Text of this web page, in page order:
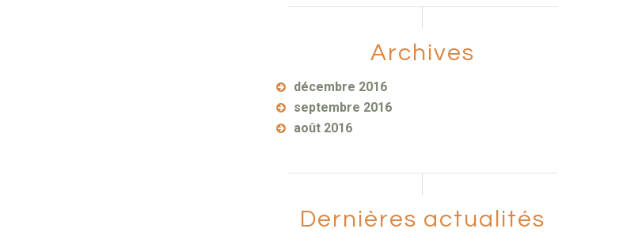
Archives
décembre 2016
septembre 2016
août 2016
Dernières actualités